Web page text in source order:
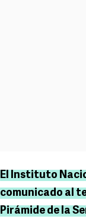
El Instituto
comunicado al
Pirámide de la